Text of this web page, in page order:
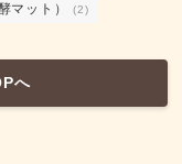
マット） (2)
へ